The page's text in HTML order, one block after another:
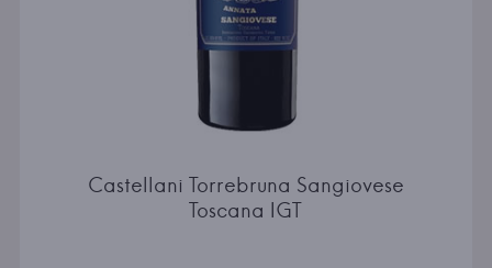
Castellani Torrebruna Sangiovese
Toscana IGT